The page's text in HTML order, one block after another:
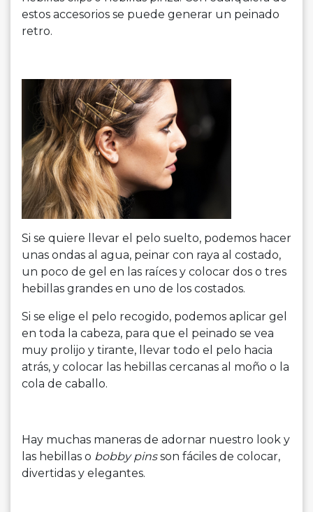
estos accesorios se puede generar un peinado
retro.
Si se quiere llevar el pelo suelto, podemos hacer
unas ondas al agua, peinar con raya al costado,
un poco de gel en las raíces y colocar dos o tres
hebillas grandes en uno de los costados.
Si se elige el pelo recogido, podemos aplicar gel
en toda la cabeza, para que el peinado se vea
muy prolijo y tirante, llevar todo el pelo hacia
atrás, y colocar las hebillas cercanas al moño o la
cola de caballo.
Hay muchas maneras de adornar nuestro look y
las hebillas o bobby pinsson fáciles de colocar,
divertidas y elegantes.